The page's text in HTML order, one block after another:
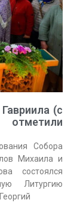
(с
Собора
Михаила и
состоялся
Литургию